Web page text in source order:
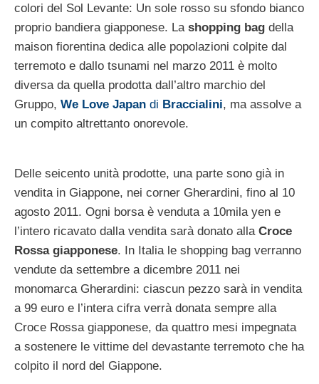
colori del Sol Levante: Un sole rosso su sfondo bianco
proprio bandiera giapponese. La shopping bag della
maison fiorentina dedica alle popolazioni colpite dal
terremoto e dallo tsunami nel marzo 2011 è molto
diversa da quella prodotta dall’altro marchio del
Gruppo, We Love Japan di Braccialini, ma assolve a
un compito altrettanto onorevole.
Delle seicento unità prodotte, una parte sono già in
vendita in Giappone, nei corner Gherardini, fino al 10
agosto 2011. Ogni borsa è venduta a 10mila yen e
l’intero ricavato dalla vendita sarà donato alla Croce
Rossa giapponese. In Italia le shopping bag verranno
vendute da settembre a dicembre 2011 nei
monomarca Gherardini: ciascun pezzo sarà in vendita
a 99 euro e l’intera cifra verrà donata sempre alla
Croce Rossa giapponese, da quattro mesi impegnata
a sostenere le vittime del devastante terremoto che ha
colpito il nord del Giappone.